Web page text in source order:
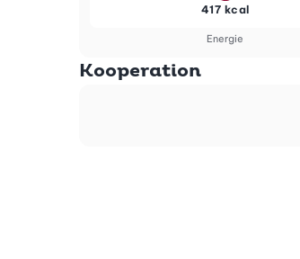
Energie
417 kcal
Kooperation